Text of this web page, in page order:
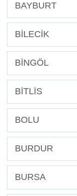
BAYBURT
BİLECİK
BİNGÖL
BİTLİS
BOLU
BURDUR
BURSA